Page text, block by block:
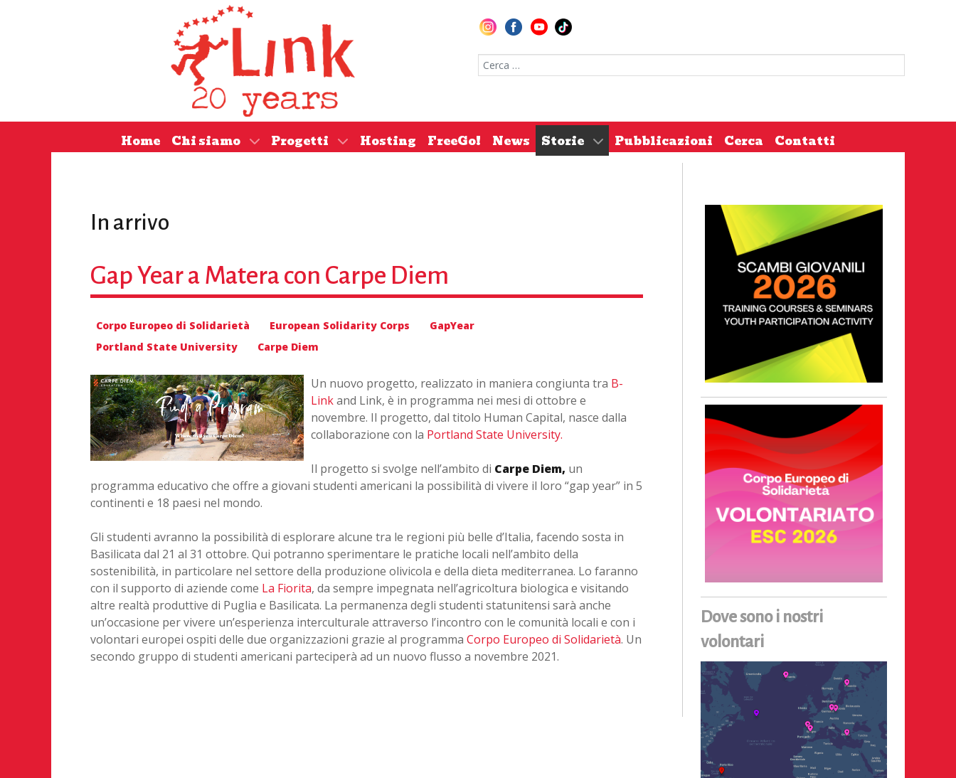
Cerca nel sito
Home Chi siamo Progetti Hosting FreeGo! News Storie Pubblicazioni Cerca Contatti
In arrivo
Gap Year a Matera con Carpe Diem
Corpo Europeo di Solidarietà European Solidarity Corps
GapYear
Portland State University
Carpe Diem
Un nuovo progetto, realizzato in maniera congiunta tra B-
Linkand Link, è in programma nei mesi di ottobre e
novembre. Il progetto, dal titolo Human Capital, nasce dalla
collaborazione con la Portland State University.
Il progetto si svolge nell’ambito di Carpe Diem, un
programma educativo che offre a giovani studenti americani la possibilità di vivere il loro “gap year” in 5
continenti e 18 paesi nel mondo.
Gli studenti avranno la possibilità di esplorare alcune tra le regioni più belle d’Italia, facendo sosta in
Basilicata dal 21 al 31 ottobre. Qui potranno sperimentare le pratiche locali nell’ambito della
sostenibilità, in particolare nel settore della produzione olivicola e della dieta mediterranea. Lo faranno
con il supporto di aziende come La Fiorita, da sempre impegnata nell’agricoltura biologica e visitando
altre realtà produttive di Puglia e Basilicata. La permanenza degli studenti statunitensi sarà anche
un’occasione per vivere un’esperienza interculturale attraverso l’incontro con le comunità locali e con i
volontari europei ospiti delle due organizzazioni grazie al programma Corpo Europeo di Solidarietà. Un
secondo gruppo di studenti americani parteciperà ad un nuovo flusso a novembre 2021.
Dove sono i nostri
volontari